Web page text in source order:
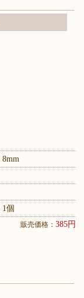
8mm
1個
販売価格： 385円